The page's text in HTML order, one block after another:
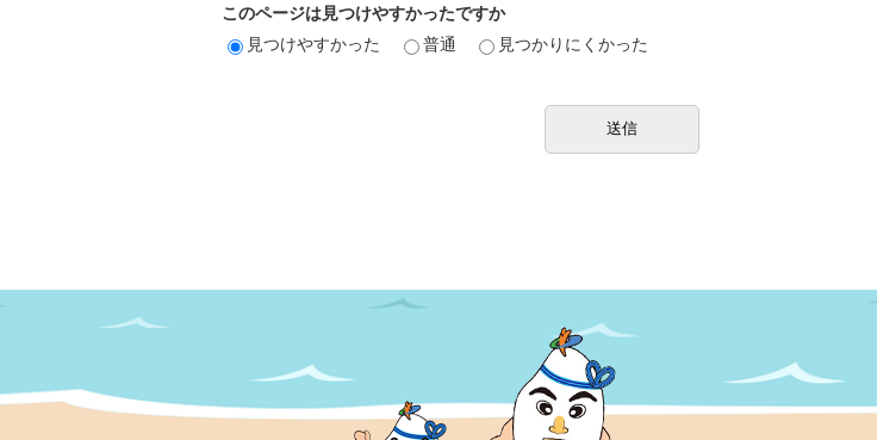
このページは見つけやすかったですか
見つけやすかった
普通 見つかりにくかった